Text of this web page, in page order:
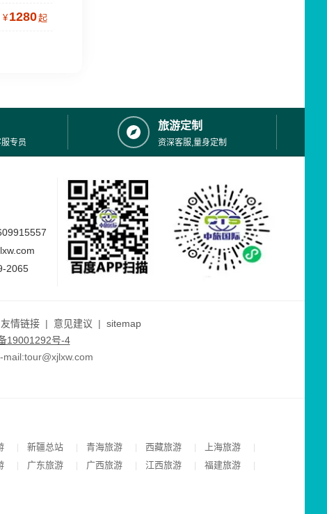
¥ 1280起
专员
旅游定制
资深客服,量身定制
2065
友情链接 | 意见建议 | sitemap
19001292号-4
新疆总站 青海旅游 西藏旅游 上海旅游
广东旅游 广西旅游 江西旅游 福建旅游